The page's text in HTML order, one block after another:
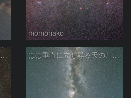
momonako
IC1396付近の空域 260720 ほぼ垂直に立ち昇る天の川銀河